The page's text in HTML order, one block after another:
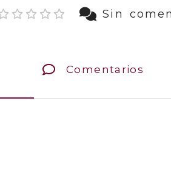
Sin
Comentarios